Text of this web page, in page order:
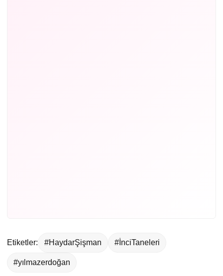
Etiketler: #HaydarŞişman #İnciTaneleri
#yılmazerdoğan